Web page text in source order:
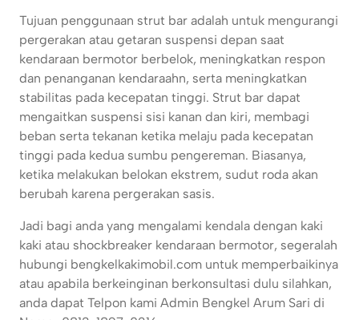
Tujuan penggunaan strut bar adalah untuk mengurangi
pergerakan atau getaran suspensi depan saat
kendaraan bermotor berbelok, meningkatkan respon
dan penanganan kendaraahn, serta meningkatkan
stabilitas pada kecepatan tinggi. Strut bar dapat
mengaitkan suspensi sisi kanan dan kiri, membagi
beban serta tekanan ketika melaju pada kecepatan
tinggi pada kedua sumbu pengereman. Biasanya,
ketika melakukan belokan ekstrem, sudut roda akan
berubah karena pergerakan sasis.
Jadi bagi anda yang mengalami kendala dengan kaki
kaki atau shockbreaker kendaraan bermotor, segeralah
hubungi bengkelkakimobil.com untuk memperbaikinya
atau apabila berkeinginan berkonsultasi dulu silahkan,
anda dapat Telpon kami Admin Bengkel Arum Sari di